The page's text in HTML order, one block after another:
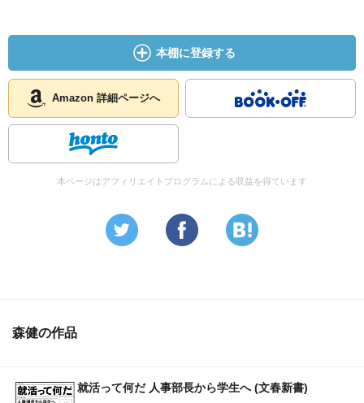
［ 参考となる書評 ］
本棚に登録する
Amazon 詳細ページへ
本ページはアフィリエイトプログラムによる収益を得ています
森健の作品
就活って何だ 人事部長から学生へ (文春新書)